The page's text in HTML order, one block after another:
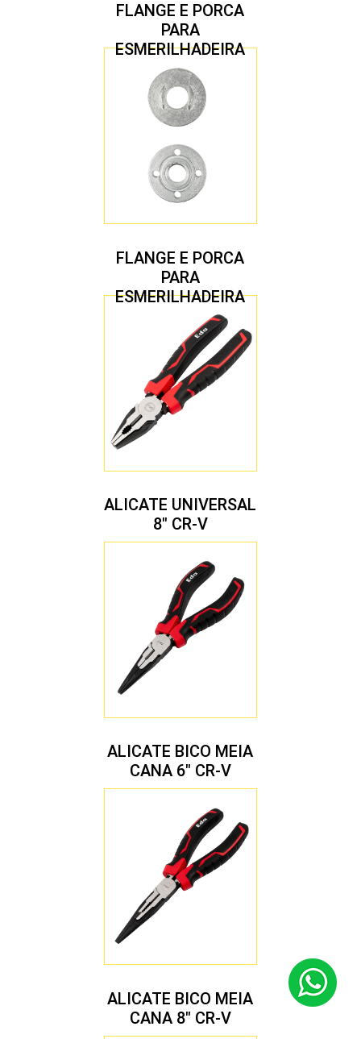
FLANGE E PORCA
PARA
ESMERILHADEIRA
4.1/2″ 22,23 MM
FLANGE E PORCA
PARA
ESMERILHADEIRA
4.1/2″ 20,00 MM
ALICATE UNIVERSAL
8″ CR-V
ALICATE BICO MEIA
CANA 6″ CR-V
ALICATE BICO MEIA
CANA 8″ CR-V